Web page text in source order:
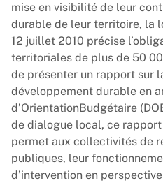
mise en visibilité de leur
durable de leur territoire, la
12 juillet 2010 précise
territoriales de plus de 50
de présenter un rapport sur
développement durable en
d’OrientationBudgétaire
de dialogue local, ce
permet aux collectivités de
publiques, leur
d’intervention en